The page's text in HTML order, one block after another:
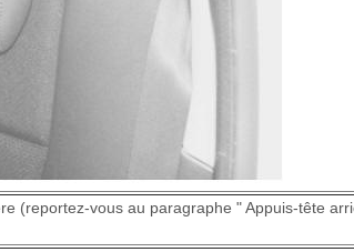
(reportez-vous au paragraphe " Appuis-tête